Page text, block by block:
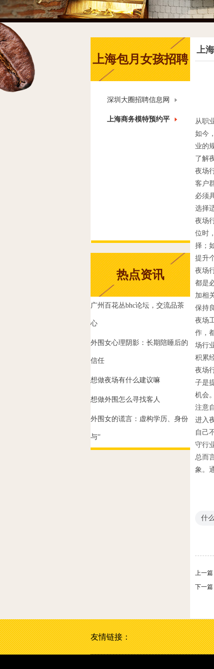
上海包月女孩招聘
深圳大圈招聘信息网
上海商务模特预约平
热点资讯
广州百花丛bhc论坛，交流品茶
心
外围女心理阴影：长期陪睡后的
信任
想做夜场有什么建议嘛
想做外围怎么寻找客人
外围女的谎言：虚构学历、身份
与“
上
从职
如今
业的
了解
夜场
客户
必须
选择
夜场
位时
择；
提升
夜场
都是
加相
保持
夜场
作，
场行
积累
夜场
子是
机会
注意
进入
自己
守行
总而
象。
什么
上一篇
下一篇
友情链接：